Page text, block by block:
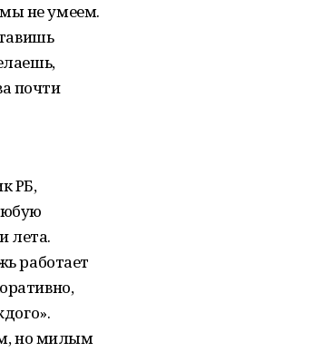
мы не умеем.
почти
РБ,
лета.
работает
но милым